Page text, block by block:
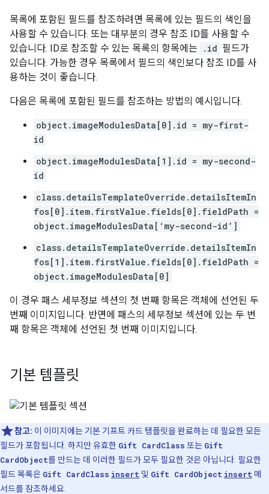
목록에 포함된 필드를 참조하려면 목록에 있는 필드의 색인을
사용할 수 있습니다. 또는 대부분의 경우 참조 ID를 사용할 수
있습니다. ID로 참조할 수 있는 목록의 항목에는
.id 필드가
있습니다. 가능한 경우 목록에서 필드의 색인보다 참조 ID를 사
용하는 것이 좋습니다.
다음은 목록에 포함된 필드를 참조하는 방법의 예시입니다.
object.imageModulesData[0].id = my-first-
id
object.imageModulesData[1].id = my-second-
id
class.detailsTemplateOverride.detailsItemIn
fos[0].item.firstValue.fields[0].fieldPath =
object.imageModulesData[‘my-second-id’]
class.detailsTemplateOverride.detailsItemIn
fos[1].item.firstValue.fields[0].fieldPath =
object.imageModulesData[0]
이 경우 패스 세부정보 섹션의 첫 번째 항목은 객체에 선언된 두
번째 이미지입니다. 반면에 패스의 세부정보 섹션에 있는 두 번
째 항목은 객체에 선언된 첫 번째 이미지입니다.
기본 템플릿
참고: 이 이미지에는 기본 기프트 카드 템플릿을 완료하는 데 필요한 모든
필드가 포함됩니다. 하지만 유효한 Gift CardClass 또는 Gift
CardObject를 만드는 데 이러한 필드가 모두 필요한 것은 아닙니다. 필요한
필드 목록은 Gift CardClass insert 및 Gift CardObject insert 메
서드를 참조하세요.